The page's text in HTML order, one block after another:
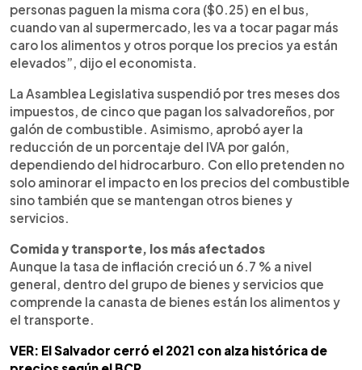
personas paguen la misma cora ($0.25) en el bus,
cuando van al supermercado, les va a tocar pagar más
caro los alimentos y otros porque los precios ya están
elevados”, dijo el economista.
La Asamblea Legislativa suspendió por tres meses dos
impuestos, de cinco que pagan los salvadoreños, por
galón de combustible. Asimismo, aprobó ayer la
reducción de un porcentaje del IVA por galón,
dependiendo del hidrocarburo. Con ello pretenden no
solo aminorar el impacto en los precios del combustible
sino también que se mantengan otros bienes y
servicios.
Comida y transporte, los más afectados
Aunque la tasa de inflación creció un 6.7 % a nivel
general, dentro del grupo de bienes y servicios que
comprende la canasta de bienes están los alimentos y
el transporte.
VER: El Salvador cerró el 2021 con alza histórica de